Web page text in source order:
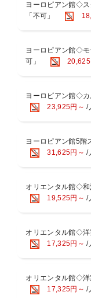
旬の食材や地物を盛
メイン料理「栃木県
お時間はチェックイ
14:00～受付開始)
那須御養卵を目の前
※朝食時間は、7:30～
ーをお持ちのお客様
特定原材料28品目の
※食材内容、調理方法
※「低アレルゲンメ
了承くださいませ。
苦手食材等のご対応は
詳しくは公式サイト
・貸切風呂(温泉)
4ヶ所「凛」「爽」｢耀
ヨーロピアン館◇
「不可」
ヨーロピアン館◇
可」
20,625
ヨーロピアン館◇
23,925円～ /
ヨーロピアン館5
31,625円～ /
オリエンタル館◇
19,525円～ /
オリエンタル館◇
17,325円～ /
オリエンタル館◇
17,325円～ /